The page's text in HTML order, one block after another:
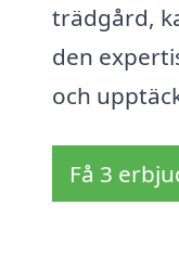
trädgård,
den
och
Få 3